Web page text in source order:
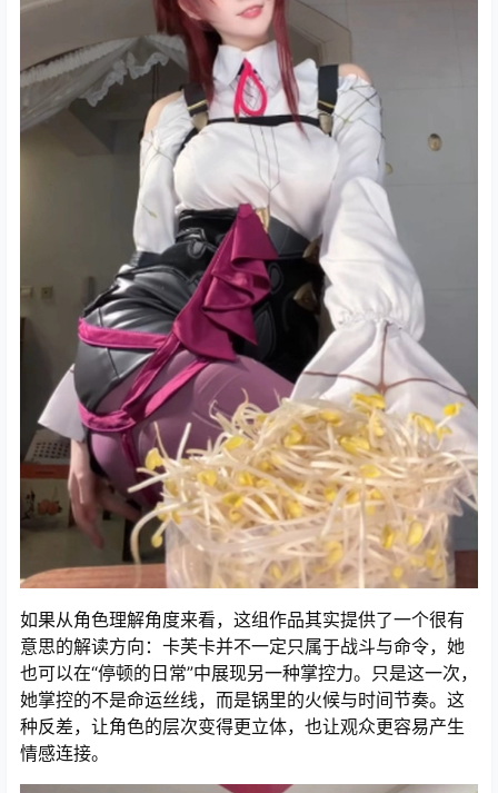
如果从角色理解角度来看，这组作品其实提供了一个很有
意思的解读方向：卡芙卡并不一定只属于战斗与命令，她
也可以在“停顿的日常”中展现另一种掌控力。只是这一次，
她掌控的不是命运丝线，而是锅里的火候与时间节奏。这
种反差，让角色的层次变得更立体，也让观众更容易产生
情感连接。